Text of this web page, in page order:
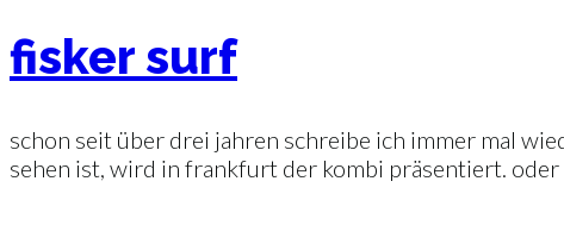
fisker surf
schon seit über drei jahren schreibe ich immer mal
sehen ist, wird in frankfurt der kombi präsentiert. oder